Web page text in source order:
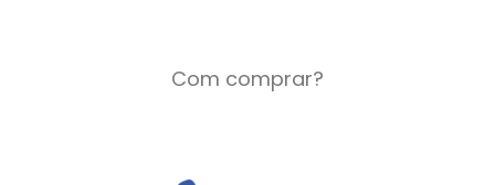
Com comprar?